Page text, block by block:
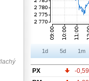
1d 5d 1m
PX -0,59